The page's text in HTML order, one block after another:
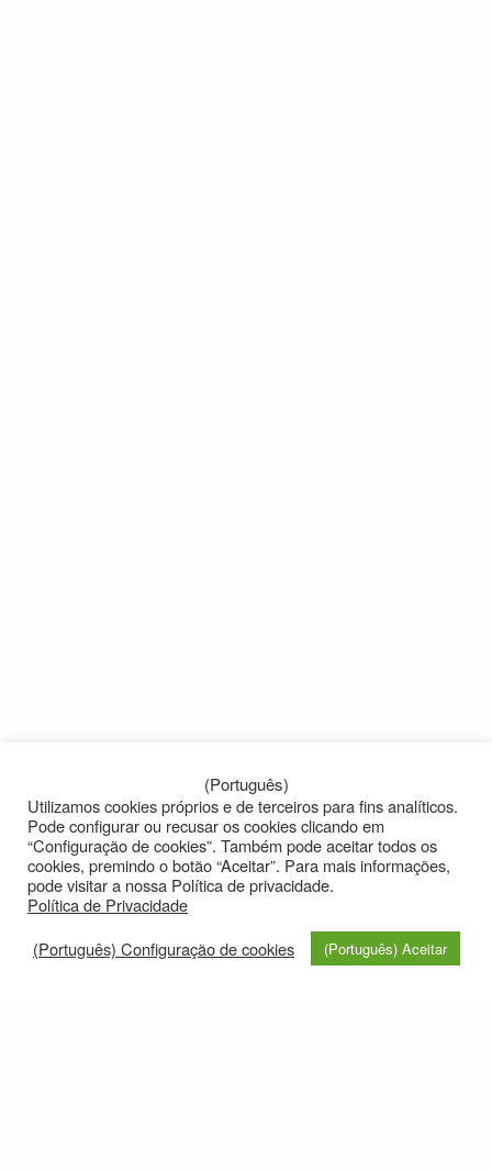
(Português)
Utilizamos cookies próprios e de terceiros para fins analíticos.
Pode configurar ou recusar os cookies clicando em
“Configuração de cookies”. Também pode aceitar todos os
cookies, premindo o botão “Aceitar”. Para mais informações,
pode visitar a nossa Política de privacidade.
Política de Privacidade
(Português) Configuração de cookies
(Português) Aceitar